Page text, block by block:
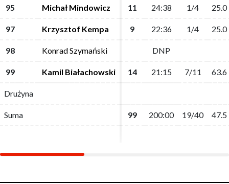
95 Michał Mindowicz 11 24:38 1/4 25.0
97 Krzysztof Kempa 9 22:36 1/4 25.0
98 Konrad Szymański DNP
99 Kamil Białachowski 14 21:15 7/11 63.6
Drużyna
Suma 99 200:00 19/40 47.5
95 Michał Mindowicz 11 24:38 1/4 25.0
97 Krzysztof Kempa 9 22:36 1/4 25.0
98 Konrad Szymański DNP
99 Kamil Białachowski 14 21:15 7/11 63.6
Drużyna
Suma 99 200:00 19/40 47.5